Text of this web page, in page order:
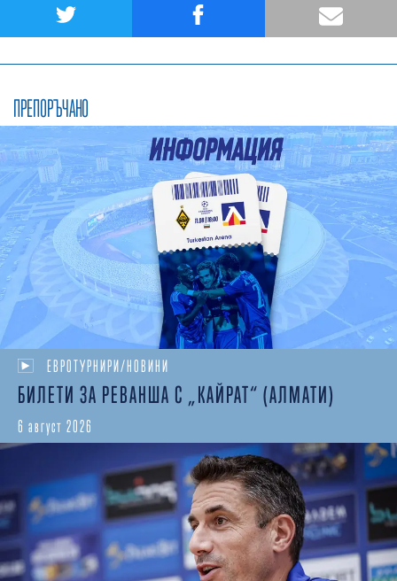
ПРЕПОРЪЧАНО
ЕВРОТУРНИРИ/НОВИНИ
БИЛЕТИ ЗА РЕВАНША С „КАЙРАТ“ (АЛМАТИ)
6 август 2026